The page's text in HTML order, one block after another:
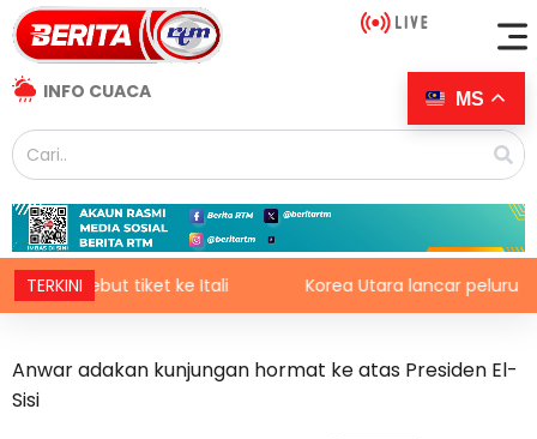
INFO CUACA
TERKINI
rebut tiket ke Itali Korea Utara lancar peluru
Anwar adakan kunjungan hormat ke atas Presiden El-
Sisi
MS